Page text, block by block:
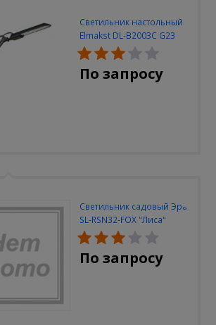
Светильник настольный
Elmakst DL-B2003C G23
черный струбцина
По запросу
Светильник садовый Эра
SL-RSN32-FOX "Лиса"
солн.бат, полистоун,
цветной, 32 см
По запросу